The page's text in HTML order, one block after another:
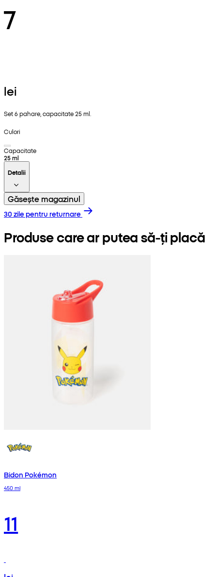
7
lei
Set 6 pahare, capacitate 25 ml.
Culori
Capacitate
25 ml
Detalii
Găsește magazinul
30 zile pentru returnare
Produse care ar putea să-ți placă
Bidon Pokémon
450 ml
11